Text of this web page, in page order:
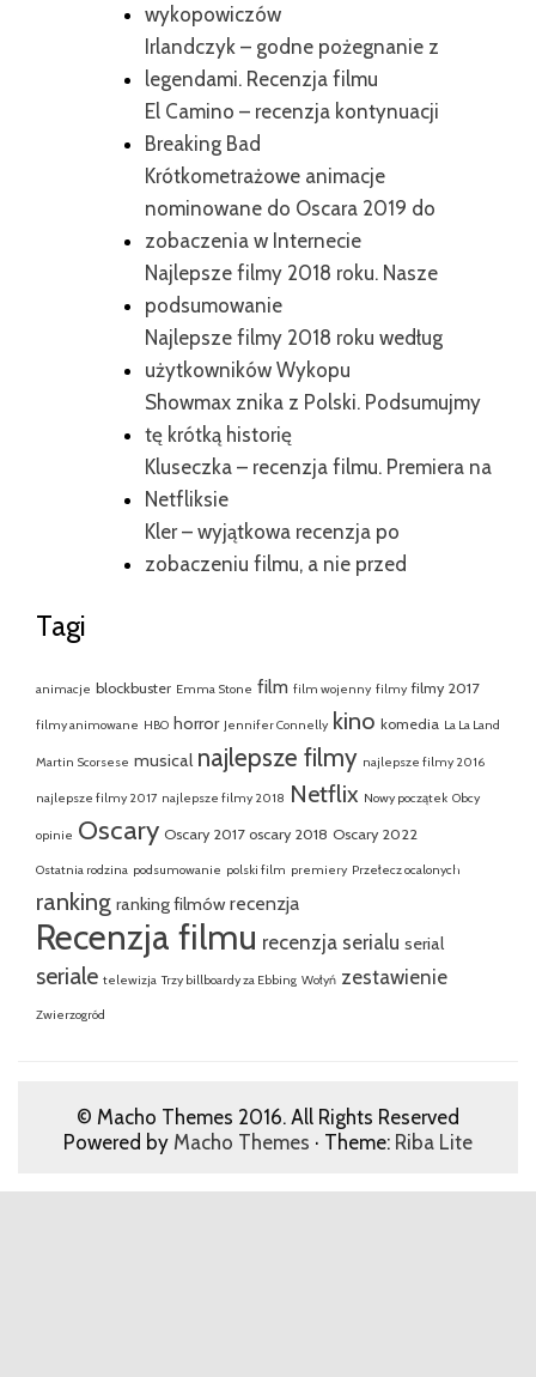
wykopowiczów
Irlandczyk – godne pożegnanie z
legendami. Recenzja filmu
El Camino – recenzja kontynuacji
Breaking Bad
Krótkometrażowe animacje
nominowane do Oscara 2019 do
zobaczenia w Internecie
Najlepsze filmy 2018 roku. Nasze
podsumowanie
Najlepsze filmy 2018 roku według
użytkowników Wykopu
Showmax znika z Polski. Podsumujmy
tę krótką historię
Kluseczka – recenzja filmu. Premiera na
Netfliksie
Kler – wyjątkowa recenzja po
zobaczeniu filmu, a nie przed
Tagi
animacje blockbuster Emma Stone film film wojenny filmy filmy 2017
filmy animowane HBO horror Jennifer Connelly kino komedia La La Land
Martin Scorsese musical najlepsze filmy najlepsze filmy 2016
najlepsze filmy 2017 najlepsze filmy 2018 Netflix Nowy początek Obcy
opinie Oscary Oscary 2017 oscary 2018 Oscary 2022
Ostatnia rodzina podsumowanie polski film premiery Przełecz ocalonych
ranking ranking filmów recenzja
Recenzja filmu recenzja serialu serial
seriale telewizja Trzy billboardy za Ebbing Wołyń zestawienie
Zwierzogród
© Macho Themes 2016. All Rights Reserved
Powered by Macho Themes · Theme: Riba Lite